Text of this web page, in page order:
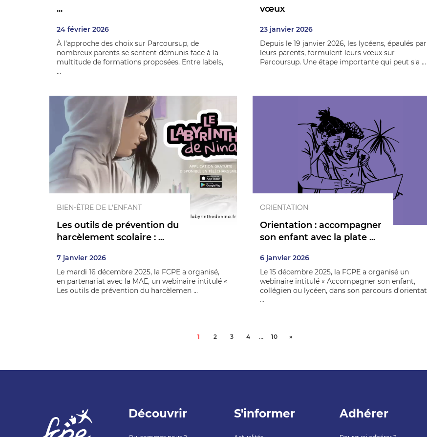
...
24 février 2026
À l’approche des choix sur Parcoursup, de
nombreux parents se sentent démunis face à la
multitude de formations proposées. Entre labels,
...
vœux
23 janvier 2026
Depuis le 19 janvier 2026, les lycéens, épaulés par
leurs parents, formulent leurs vœux sur
Parcoursup. Une étape importante qui peut s'a ...
BIEN-ÊTRE DE L'ENFANT
Les outils de prévention du
harcèlement scolaire : ...
7 janvier 2026
Le mardi 16 décembre 2025, la FCPE a organisé,
en partenariat avec la MAE, un webinaire intitulé «
Les outils de prévention du harcèlemen ...
ORIENTATION
Orientation : accompagner
son enfant avec la plate ...
6 janvier 2026
Le 15 décembre 2025, la FCPE a organisé un
webinaire intitulé « Accompagner son enfant,
collégien ou lycéen, dans son parcours d’orientat
...
1 2 3 4 ... 10 »
Découvrir S'informer Adhérer